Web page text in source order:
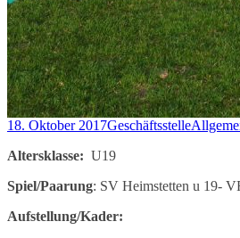
18. Oktober 2017Geschäftsstelle
Altersklasse: U19
Spiel/Paarung: SV Heimstetten u 19-
Aufstellung/Kader: